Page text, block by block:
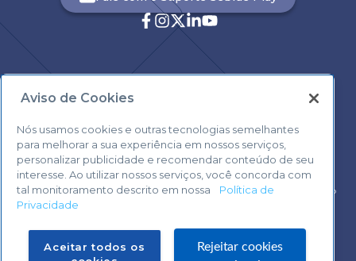
0800 570 0800
Voltar ao topo
Aviso de Cookies
Nós usamos cookies e outras tecnologias semelhantes
para melhorar a sua experiência em nossos serviços,
personalizar publicidade e recomendar conteúdo de seu
interesse. Ao utilizar nossos serviços, você concorda com
tal monitoramento descrito em nossa
Política de
Privacidade
Aceitar todos os
Rejeitar cookies